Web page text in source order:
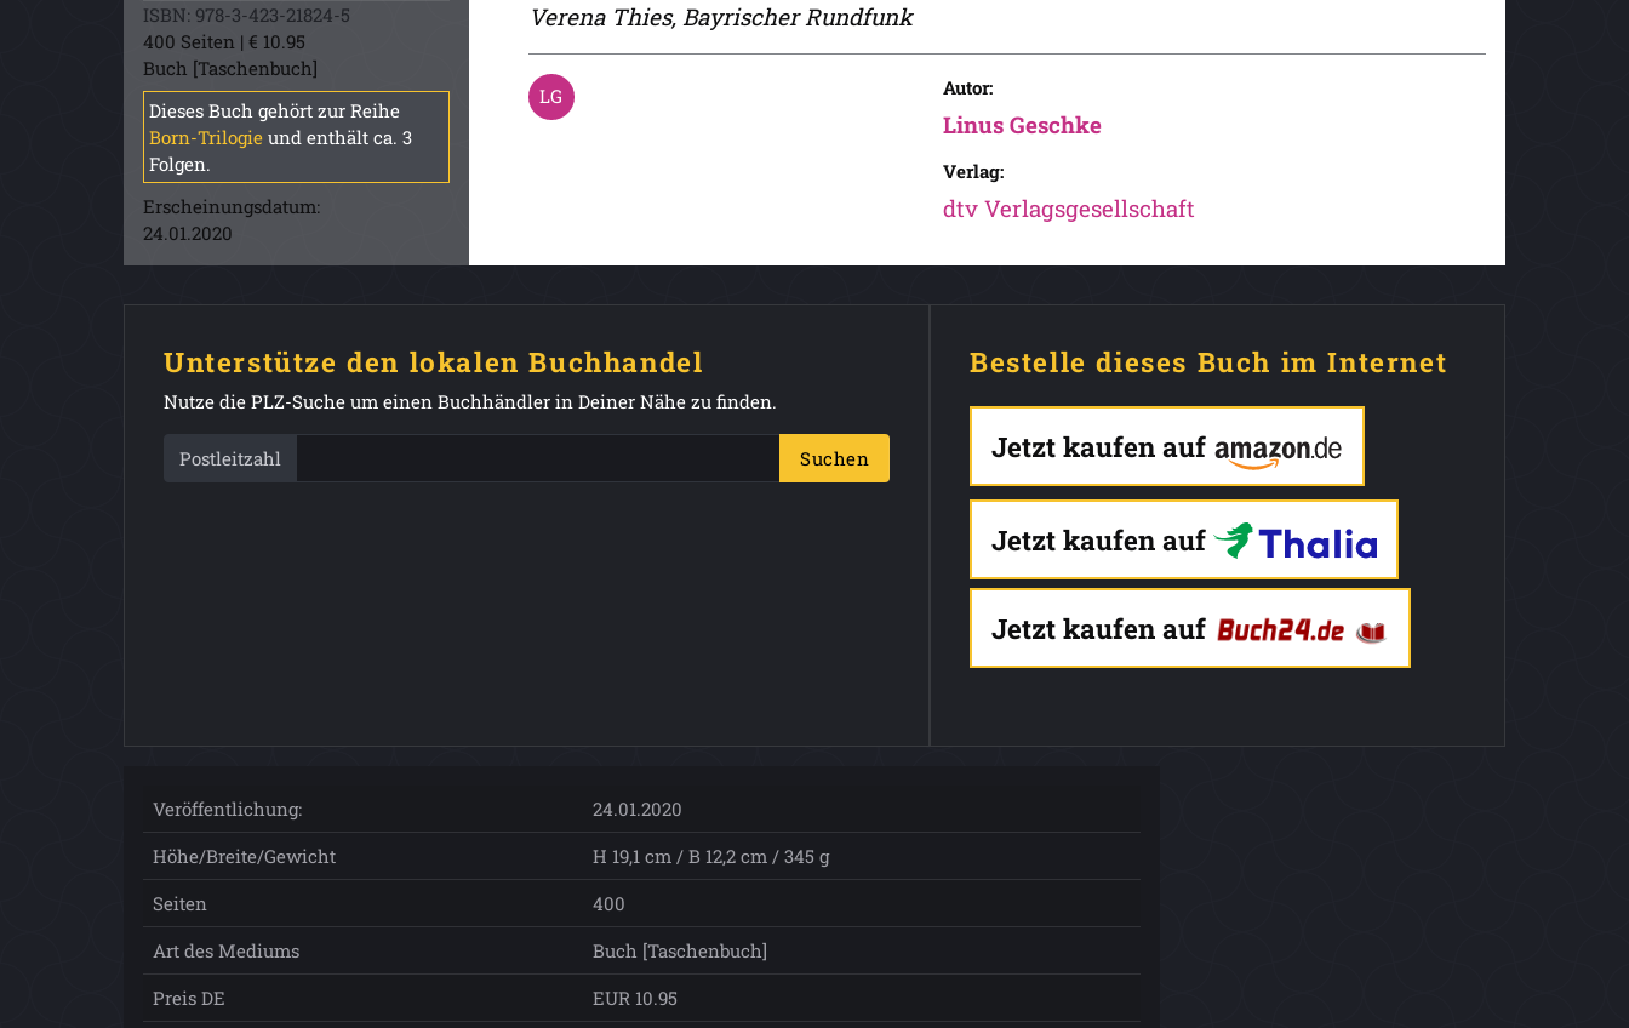
ISBN: 978-3-423-21824-5
400 Seiten | € 10.95
Buch [Taschenbuch]
Dieses Buch gehört zur Reihe
Born-Trilogie und enthält ca. 3
Folgen.
Erscheinungsdatum:
24.01.2020
Verena Thies, Bayrischer Rundfunk
Autor:
Linus Geschke
Verlag:
dtv Verlagsgesellschaft
Unterstütze den lokalen Buchhandel
Nutze die PLZ-Suche um einen Buchhändler in Deiner Nähe zu finden.
Postleitzahl Suchen
Bestelle dieses Buch im Internet
Jetzt kaufen auf
Jetzt kaufen auf
Jetzt kaufen auf
Veröffentlichung:
24.01.2020
Höhe/Breite/Gewicht
H 19,1 cm / B 12,2 cm / 345 g
Seiten
400
Art des Mediums
Buch [Taschenbuch]
Preis DE
EUR 10.95